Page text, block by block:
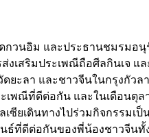
กวนอิม และประธานชมรมอ
งเสริมประเพณีถือศีลกินเจ
ยะลา และชาวจีนในกรุงกัวล
พณีที่ดีต่อกัน และในเดือนตุล
เซียเดินทางไปร่วมกิจกรรมเ
ธ์ที่ดีต่อกันของพี่น้องชาวจีนทั้